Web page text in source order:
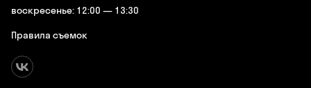
воскресенье: 12:00 — 13:30
Правила съемок